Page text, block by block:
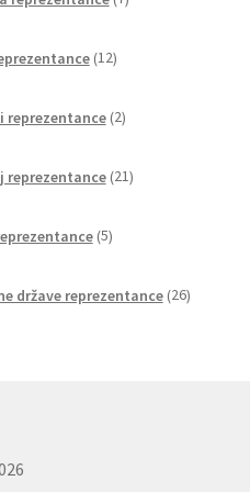
izdelkov
12izdelkov
reprezentance 2izdelka
reprezentance 21izdelkov
5izdelkov
države reprezentance 26izdelkov